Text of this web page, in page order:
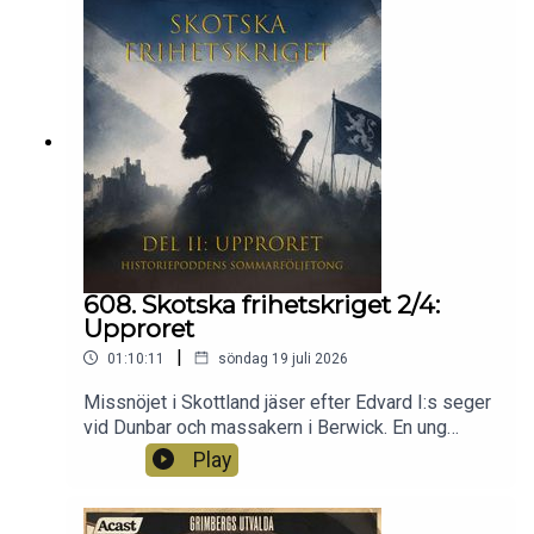
virvelvind av artiklar fulla av invektiv i landets
omfattande tidningsbransch. Det här får ni inte
missa, alla kulturbråk därefter har detta att mätas
mot.
608. Skotska frihetskriget 2/4:
Upproret
01:10:11 | söndag 19 juli 2026
Missnöjet i Skottland jäser efter Edvard I:s seger
vid Dunbar och massakern i Berwick. En ung
lågadlig man vid namn William Wallace träder
fram som gerillaledare i skogarna och lyckas
samla ett växande följe motståndsmän. Samtidigt
blossar andra uppror upp i olika delar av landet,
Play